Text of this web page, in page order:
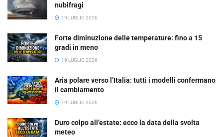
nubifragi
19 LUGLIO 2026
Forte diminuzione delle temperature: fino a 15
gradi in meno
19 LUGLIO 2026
Aria polare verso l’Italia: tutti i modelli confermano
il cambiamento
19 LUGLIO 2026
Duro colpo all’estate: ecco la data della svolta
meteo